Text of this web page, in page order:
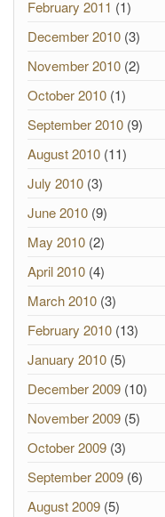
February 2011 (1)
December 2010 (3)
November 2010 (2)
October 2010 (1)
September 2010 (9)
August 2010 (11)
July 2010 (3)
June 2010 (9)
May 2010 (2)
April 2010 (4)
March 2010 (3)
February 2010 (13)
January 2010 (5)
December 2009 (10)
November 2009 (5)
October 2009 (3)
September 2009 (6)
August 2009 (5)